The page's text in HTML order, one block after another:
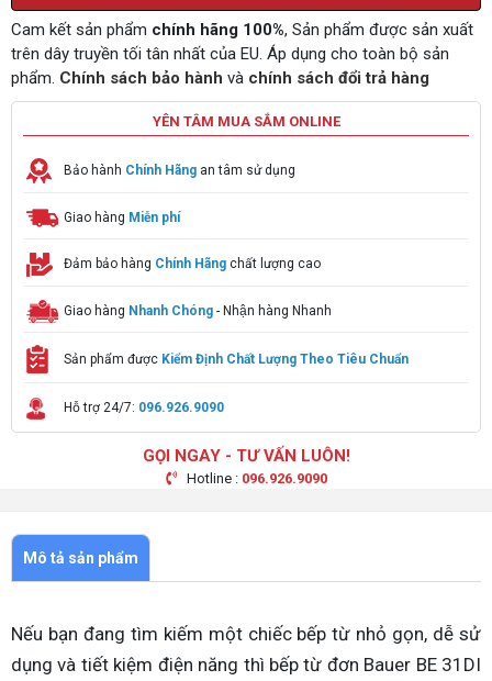
Cam kết sản phẩm chính hãng 100%, Sản phẩm được sản xuất
trên dây truyền tối tân nhất của EU. Áp dụng cho toàn bộ sản
phẩm. Chính sách bảo hành và chính sách đổi trả hàng
YÊN TÂM MUA SẮM ONLINE
Bảo hành Chính Hãng an tâm sử dụng
Giao hàng Miễn phí
Đảm bảo hàng Chính Hãng chất lượng cao
Giao hàng Nhanh Chóng - Nhận hàng Nhanh
Sản phẩm được Kiểm Định Chất Lượng Theo Tiêu Chuẩn
Hỗ trợ 24/7: 096.926.9090
GỌI NGAY - TƯ VẤN LUÔN!
Hotline : 096.926.9090
Mô tả sản phẩm
Nếu bạn đang tìm kiếm một chiếc bếp từ nhỏ gọn, dễ sử
dụng và tiết kiệm điện năng thì bếp từ đơn Bauer BE 31DI